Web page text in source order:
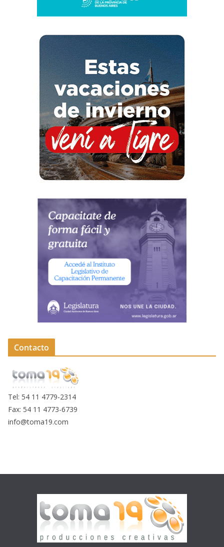
Contacto
Tel: 54 11 4779-2314
Fax: 54 11 4773-6739
info@toma19.com